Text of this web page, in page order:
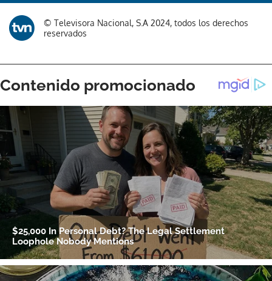
© Televisora Nacional, S.A 2024, todos los derechos
reservados